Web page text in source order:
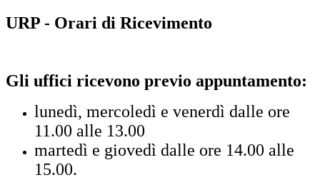
URP - Orari di Ricevimento
Gli uffici ricevono previo appuntamento:
lunedì, mercoledì e venerdì dalle ore
11.00 alle 13.00
martedì e giovedì dalle ore 14.00 alle
15.00.